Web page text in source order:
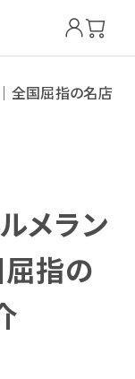
全国屈指の名店
メラン
指の